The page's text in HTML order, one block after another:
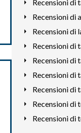
Recensioni di
Recensioni di
Recensioni di
Recensioni di
Recensioni di
Recensioni di
Recensioni